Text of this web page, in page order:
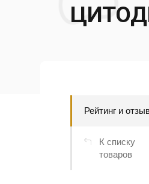
Рейтинг и
К списку
товаров